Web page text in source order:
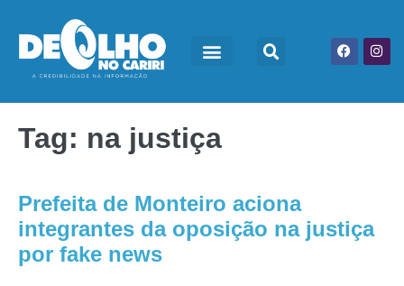
Tag: na justiça
Prefeita de Monteiro aciona
integrantes da oposição na justiça
por fake news